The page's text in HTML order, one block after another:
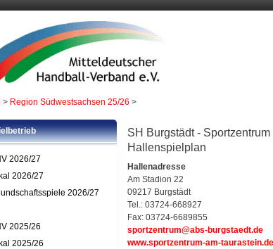
> Region Südwestsachsen 25/26 >
2026/27
2026/27
2026/27
2025/26
2025/26
SH Burgstädt -
Hallenspielplan
Hallenadresse
Am Stadion 22
09217 Burgstädt
Tel.: 03724-668927
Fax: 03724-6689855
sportzentrum@abs-burgstaedt.de
www.sportzentrum-am-taurastein.de